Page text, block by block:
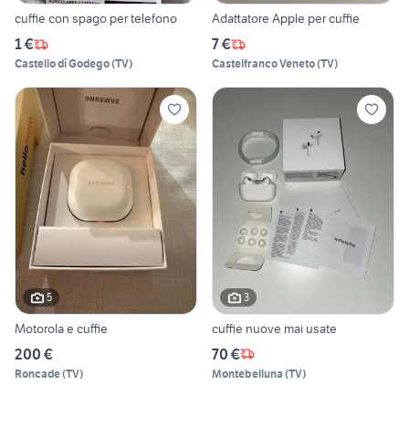
cuffie con spago per telefono
1 €
Castello di Godego(TV)
Adattatore Apple per cuffie
7 €
Castelfranco Veneto(TV)
5
Motorola e cuffie
200 €
Roncade(TV)
3
cuffie nuove mai usate
70 €
Montebelluna (TV)